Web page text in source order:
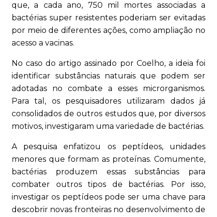
que, a cada ano, 750 mil mortes associadas a
bactérias super resistentes poderiam ser evitadas
por meio de diferentes ações, como ampliação no
acesso a vacinas.
No caso do artigo assinado por Coelho, a ideia foi
identificar substâncias naturais que podem ser
adotadas no combate a esses microrganismos.
Para tal, os pesquisadores utilizaram dados já
consolidados de outros estudos que, por diversos
motivos, investigaram uma variedade de bactérias.
A pesquisa enfatizou os peptídeos, unidades
menores que formam as proteínas. Comumente,
bactérias produzem essas substâncias para
combater outros tipos de bactérias. Por isso,
investigar os peptídeos pode ser uma chave para
descobrir novas fronteiras no desenvolvimento de